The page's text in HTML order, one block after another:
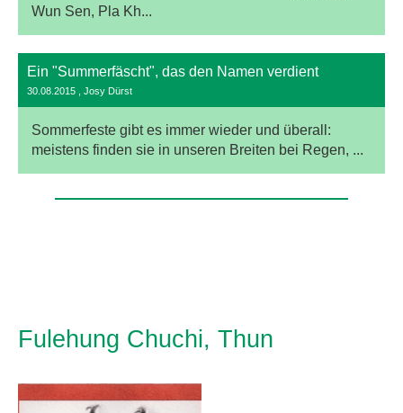
Wun Sen, Pla Kh...
Ein "Summerfäscht", das den Namen verdient
30.08.2015 , Josy Dürst
Sommerfeste gibt es immer wieder und überall:
meistens finden sie in unseren Breiten bei Regen, ...
Fulehung Chuchi, Thun